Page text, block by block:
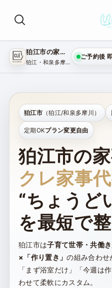
狛江市の家事代行｜CLÉ（クレ家事代行）
狛江・和泉多摩川・中和泉｜掃除代行・料理代行｜LINEで事前相談OK
ご予約後
狛江市（狛江/和泉多摩川）
定期OKプラン変更自由
狛江市の
クレ家事
“ちょうど
を最短で
狛江市は子育て世帯・共働き
×「作り置き」の組み合わせ
「まず浴室だけ」「今週は
わせて柔軟にカスタム。